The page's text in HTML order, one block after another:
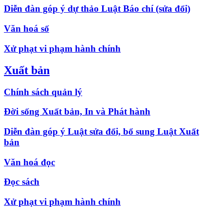
Diễn đàn góp ý dự thảo Luật Báo chí (sửa đổi)
Văn hoá số
Xử phạt vi phạm hành chính
Xuất bản
Chính sách quản lý
Đời sống Xuất bản, In và Phát hành
Diễn đàn góp ý Luật sửa đổi, bổ sung Luật Xuất
bản
Văn hoá đọc
Đọc sách
Xử phạt vi phạm hành chính